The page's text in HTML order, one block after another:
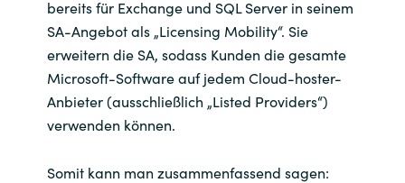
bereits für Exchange und SQL Server in seinem
SA-Angebot als „Licensing Mobility“. Sie
erweitern die SA, sodass Kunden die gesamte
Microsoft-Software auf jedem Cloud-hoster-
Anbieter (ausschließlich „Listed Providers“)
verwenden können.
Somit kann man zusammenfassend sagen: